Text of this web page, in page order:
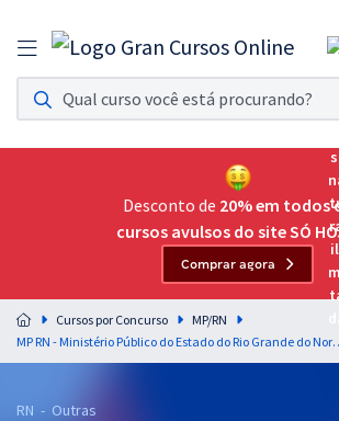
Assinatura Ilimitada 11
Acesso a todos os cursos. Teste grátis por 7 dias!
Assinatura OAB Até Passar
Acesso ilimitado a toda preparação para o Exame da
Residências Multiprofissionais
Preparação completa e intensiva para as principais
residências em saúde do Brasil
Desconto de 20% em todos
cursos avulsos do site SÓ
Comprar agora
Cursos por Concurso
MP/RN
MP RN - Ministério Público do Estado do
RN - Outras